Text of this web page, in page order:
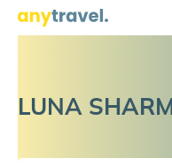
LUNA SHARM